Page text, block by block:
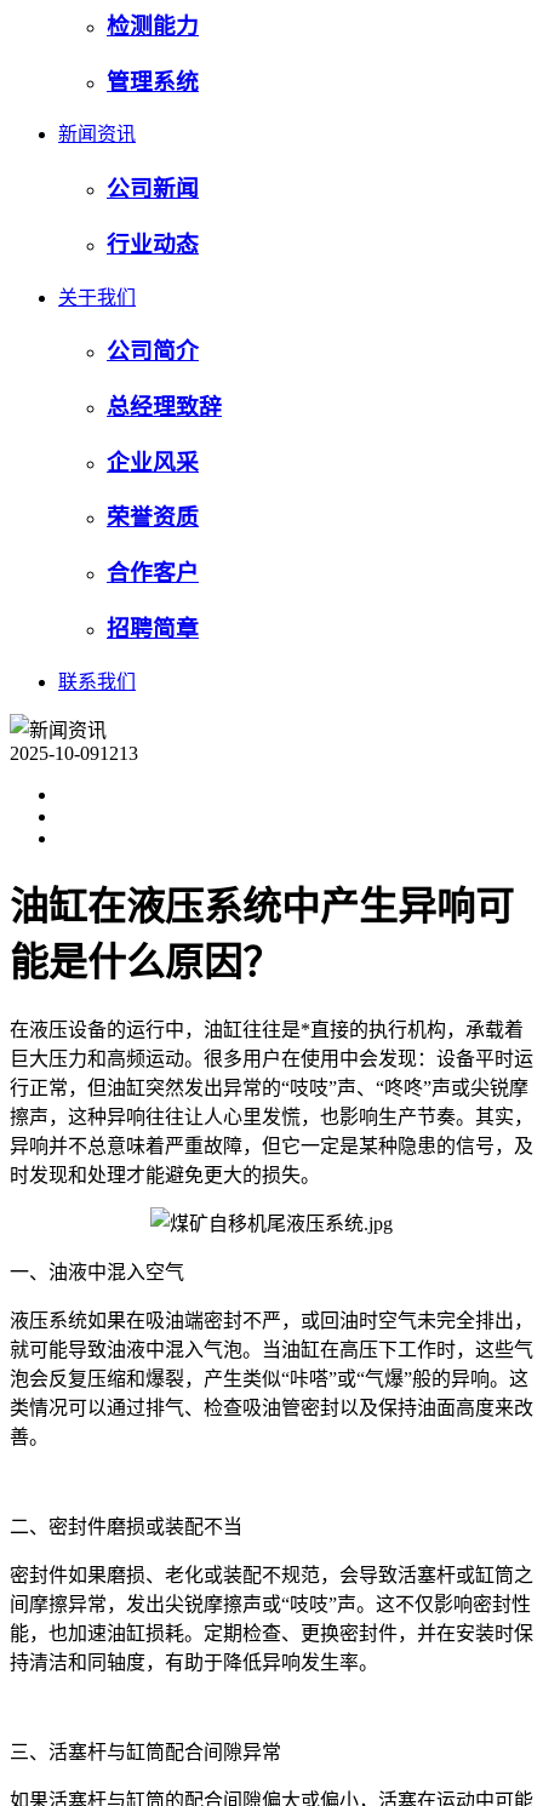
检测能力
管理系统
新闻资讯
公司新闻
行业动态
关于我们
公司简介
总经理致辞
企业风采
荣誉资质
合作客户
招聘简章
联系我们
2025-10-091213
油缸在液压系统中产生异响可
能是什么原因？
在液压设备的运行中，油缸往往是*直接的执行机构，承载着
巨大压力和高频运动。很多用户在使用中会发现：设备平时运
行正常，但油缸突然发出异常的“吱吱”声、“咚咚”声或尖锐摩
擦声，这种异响往往让人心里发慌，也影响生产节奏。其实，
异响并不总意味着严重故障，但它一定是某种隐患的信号，及
时发现和处理才能避免更大的损失。
一、油液中混入空气
液压系统如果在吸油端密封不严，或回油时空气未完全排出，
就可能导致油液中混入气泡。当油缸在高压下工作时，这些气
泡会反复压缩和爆裂，产生类似“咔嗒”或“气爆”般的异响。这
类情况可以通过排气、检查吸油管密封以及保持油面高度来改
善。
二、密封件磨损或装配不当
密封件如果磨损、老化或装配不规范，会导致活塞杆或缸筒之
间摩擦异常，发出尖锐摩擦声或“吱吱”声。这不仅影响密封性
能，也加速油缸损耗。定期检查、更换密封件，并在安装时保
持清洁和同轴度，有助于降低异响发生率。
三、活塞杆与缸筒配合间隙异常
如果活塞杆与缸筒的配合间隙偏大或偏小，活塞在运动中可能